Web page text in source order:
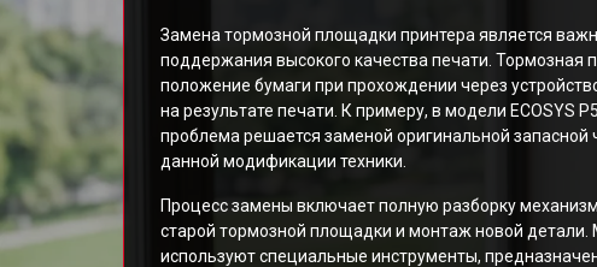
Замена тормозной площадки принтера является
поддержания высокого качества печати. Тормозная
положение бумаги при прохождении через
на результате печати. К примеру, в модели ECOSYS
проблема решается заменой оригинальной
данной модификации техники.
Процесс замены включает полную разборку
старой тормозной площадки и монтаж новой детали.
используют специальные инструменты,